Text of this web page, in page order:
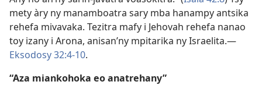
mety àry ny manamboatra sary mba hanampy antsika
rehefa mivavaka. Tezitra mafy i Jehovah rehefa nanao
toy izany i Arona, anisan’ny mpitarika ny Israelita.—
Eksodosy 32:4-10.
“Aza miankohoka eo anatrehany”